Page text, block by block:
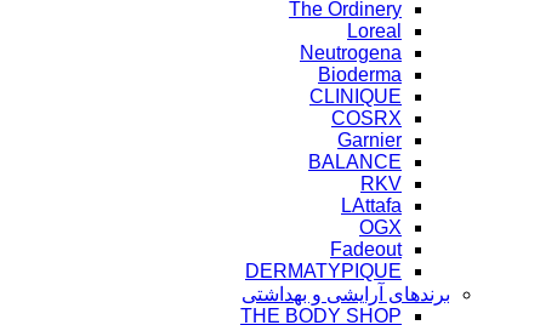
The Ordinery
Loreal
Neutrogena
Bioderma
CLINIQUE
COSRX
Garnier
BALANCE
RKV
LAttafa
OGX
Fadeout
DERMATYPIQUE
برندهای آرایشی و بهداشتی
THE BODY SHOP